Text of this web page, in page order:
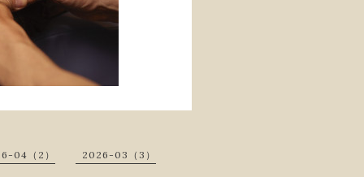
04（2） 2026-03（3）